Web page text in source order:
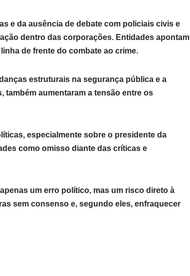
e da ausência de debate com policiais civis e
dentro das corporações. Entidades apontam
de frente do combate ao crime.
estruturais na segurança pública e a
aumentaram a tensão entre os
especialmente sobre o presidente da
como omisso diante das críticas e
um erro político, mas um risco direto à
sem consenso e, segundo eles, enfraquecer